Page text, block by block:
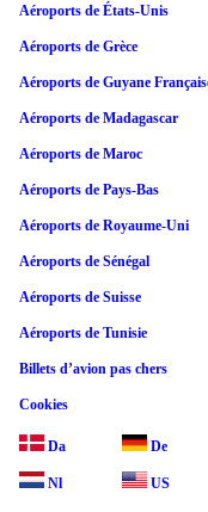
Aéroports de États-Unis
Aéroports de Grèce
Aéroports de Guyane
Aéroports de Madagascar
Aéroports de Maroc
Aéroports de Pays-Bas
Aéroports de Royaume-Uni
Aéroports de Sénégal
Aéroports de Suisse
Aéroports de Tunisie
Billets d’avion pas chers
Cookies
Da De
Nl US